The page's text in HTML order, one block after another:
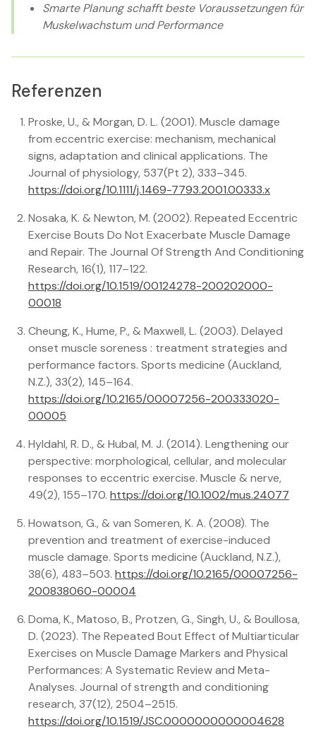
Smarte Planung schafft beste Voraussetzungen für
Muskelwachstum und Performance
Referenzen
Proske, U., & Morgan, D. L. (2001). Muscle damage
from eccentric exercise: mechanism, mechanical
signs, adaptation and clinical applications. The
Journal of physiology, 537(Pt 2), 333–345.
https://doi.org/10.1111/j.1469-7793.2001.00333.x
Nosaka, K. & Newton, M. (2002). Repeated Eccentric
Exercise Bouts Do Not Exacerbate Muscle Damage
and Repair. The Journal Of Strength And Conditioning
Research, 16(1), 117–122.
https://doi.org/10.1519/00124278-200202000-
00018
Cheung, K., Hume, P., & Maxwell, L. (2003). Delayed
onset muscle soreness : treatment strategies and
performance factors. Sports medicine (Auckland,
N.Z.), 33(2), 145–164.
https://doi.org/10.2165/00007256-200333020-
00005
Hyldahl, R. D., & Hubal, M. J. (2014). Lengthening our
perspective: morphological, cellular, and molecular
responses to eccentric exercise. Muscle & nerve,
49(2), 155–170. https://doi.org/10.1002/mus.24077
Howatson, G., & van Someren, K. A. (2008). The
prevention and treatment of exercise-induced
muscle damage. Sports medicine (Auckland, N.Z.),
38(6), 483–503. https://doi.org/10.2165/00007256-
200838060-00004
Doma, K., Matoso, B., Protzen, G., Singh, U., & Boullosa,
D. (2023). The Repeated Bout Effect of Multiarticular
Exercises on Muscle Damage Markers and Physical
Performances: A Systematic Review and Meta-
Analyses. Journal of strength and conditioning
research, 37(12), 2504–2515.
https://doi.org/10.1519/JSC.0000000000004628